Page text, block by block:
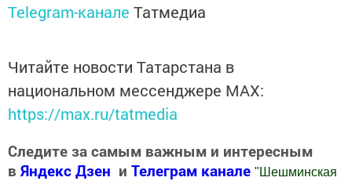
Telegram-канале Татмедиа
Читайте новости Татарстана в
национальном мессенджере MАХ:
https://max.ru/tatmedia
Следите за самым важным и интересным
в Яндекс Дзен и Телеграм канале " Шешминская